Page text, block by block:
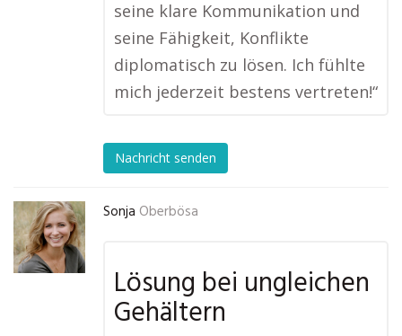
seine klare Kommunikation und
seine Fähigkeit, Konflikte
diplomatisch zu lösen. Ich fühlte
mich jederzeit bestens vertreten!“
Nachricht senden
Sonja Oberbösa
Lösung bei ungleichen
Gehältern